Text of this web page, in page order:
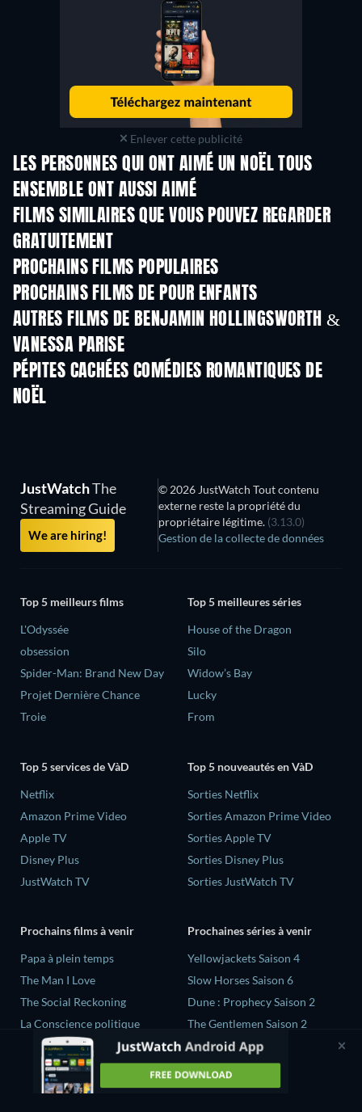
Enlever cette publicité
LES PERSONNES QUI ONT AIMÉ UN NOËL TOUS
ENSEMBLE ONT AUSSI AIMÉ
FILMS SIMILAIRES QUE VOUS POUVEZ REGARDER
GRATUITEMENT
PROCHAINS FILMS POPULAIRES
PROCHAINS FILMS DE POUR ENFANTS
AUTRES FILMS DE BENJAMIN HOLLINGSWORTH &
VANESSA PARISE
PÉPITES CACHÉES COMÉDIES ROMANTIQUES DE
NOËL
JustWatchThe
Streaming Guide
We are hiring!
© 2026 JustWatch Tout contenu
externe reste la propriété du
propriétaire légitime. (3.13.0)
Gestion de la collecte de données
Top 5 meilleurs films
L'Odyssée
obsession
Spider-Man: Brand New Day
Projet Dernière Chance
Troie
Top 5 meilleures séries
House of the Dragon
Silo
Widow’s Bay
Lucky
From
Top 5 services de VàD
Netflix
Amazon Prime Video
Apple TV
Disney Plus
JustWatch TV
Top 5 nouveautés en VàD
Sorties Netflix
Sorties Amazon Prime Video
Sorties Apple TV
Sorties Disney Plus
Sorties JustWatch TV
Prochains films à venir
‎Papa à plein temps
The Man I Love
The Social Reckoning
La Conscience politique
In All My Journeys I Am
Returning
Prochaines séries à venir
Yellowjackets Saison 4
Slow Horses Saison 6
Dune : Prophecy Saison 2
The Gentlemen Saison 2
Love Is Blind: UK Saison 3